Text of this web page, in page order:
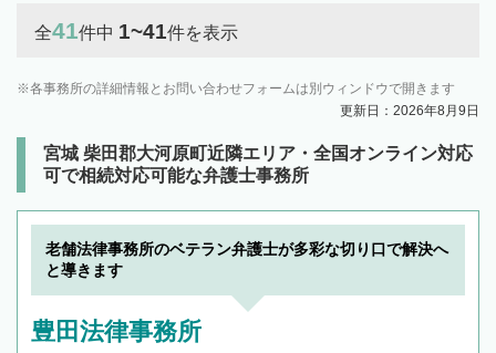
全41件中 1~41件を表示
各事務所の詳細情報とお問い合わせフォームは別ウィンドウで開きます
更新日：2026年8月9日
宮城 柴田郡大河原町近隣エリア・全国オンライン対応
可で相続対応可能な弁護士事務所
老舗法律事務所のベテラン弁護士が多彩な切り口で解決へ
と導きます
豊田法律事務所